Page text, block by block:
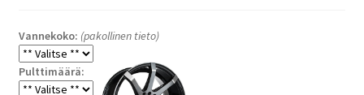
Vannekoko: (pakollinen tieto)
Pulttimäärä: